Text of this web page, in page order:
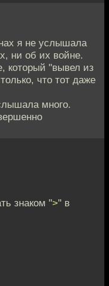
я не услышала
ни об их войне.
который "вывел из
что тот даже
много.
знаком ">" в